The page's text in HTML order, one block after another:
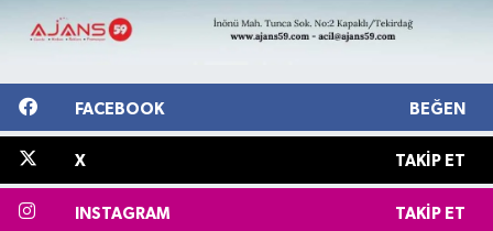
FACEBOOK BEĞEN
X TAKIP ET
INSTAGRAM TAKIP ET